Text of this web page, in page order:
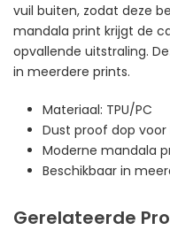
vuil buiten, zodat deze
mandala print krijgt de
opvallende uitstraling.
in meerdere prints.
Materiaal: TPU/PC
Dust proof dop
Moderne mandala
Beschikbaar in
Gerelateerde